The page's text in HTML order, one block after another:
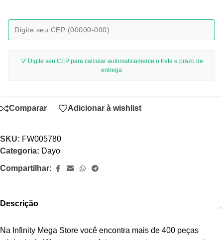
💡 Digite seu CEP para calcular automaticamente o frete e prazo de
entrega
Comparar Adicionar à wishlist
SKU: FW005780
Categoria: Dayo
Compartilhar:
Descrição
Na Infinity Mega Store você encontra mais de 400 peças